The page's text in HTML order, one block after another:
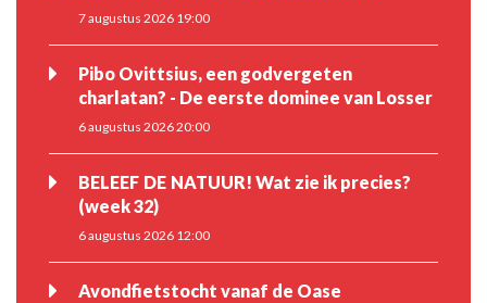
7 augustus 2026 19:00
Pibo Ovittsius, een godvergeten
charlatan? - De eerste dominee van Losser
6 augustus 2026 20:00
BELEEF DE NATUUR! Wat zie ik precies?
(week 32)
6 augustus 2026 12:00
Avondfietstocht vanaf de Oase